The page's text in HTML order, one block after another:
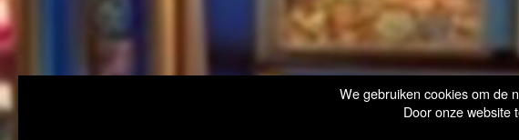
We gebruiken cookies om de
Door onze website